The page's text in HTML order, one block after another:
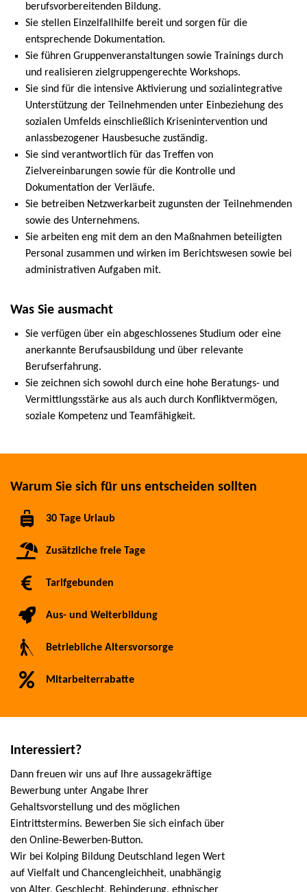
berufsvorbereitenden Bildung.
Sie stellen Einzelfallhilfe bereit und sorgen für die
entsprechende Dokumentation.
Sie führen Gruppenveranstaltungen sowie Trainings durch
und realisieren zielgruppengerechte Workshops.
Sie sind für die intensive Aktivierung und sozialintegrative
Unterstützung der Teilnehmenden unter Einbeziehung des
sozialen Umfelds einschließlich Krisenintervention und
anlassbezogener Hausbesuche zuständig.
Sie sind verantwortlich für das Treffen von
Zielvereinbarungen sowie für die Kontrolle und
Dokumentation der Verläufe.
Sie betreiben Netzwerkarbeit zugunsten der Teilnehmenden
sowie des Unternehmens.
Sie arbeiten eng mit dem an den Maßnahmen beteiligten
Personal zusammen und wirken im Berichtswesen sowie bei
administrativen Aufgaben mit.
Was Sie ausmacht
Sie verfügen über ein abgeschlossenes Studium oder eine
anerkannte Berufsausbildung und über relevante
Berufserfahrung.
Sie zeichnen sich sowohl durch eine hohe Beratungs- und
Vermittlungsstärke aus als auch durch Konfliktvermögen,
soziale Kompetenz und Teamfähigkeit.
Warum Sie sich für uns entscheiden sollten
30 Tage Urlaub
Zusätzliche freie Tage
Tarifgebunden
Aus- und Weiterbildung
Betriebliche Altersvorsorge
Mitarbeiterrabatte
Interessiert?
Dann freuen wir uns auf Ihre aussagekräftige
Bewerbung unter Angabe Ihrer
Gehaltsvorstellung und des möglichen
Eintrittstermins. Bewerben Sie sich einfach über
den Online-Bewerben-Button.
Wir bei Kolping Bildung Deutschland legen Wert
auf Vielfalt und Chancengleichheit, unabhängig